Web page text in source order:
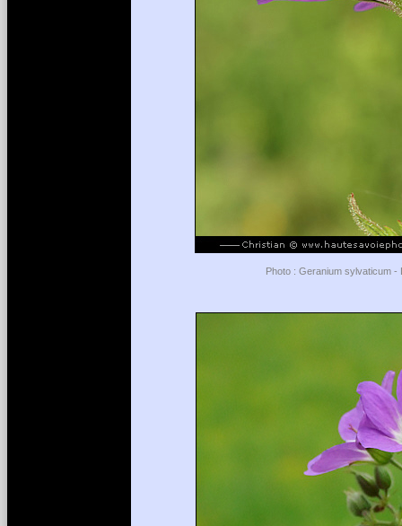
Photo : Geranium sylvaticum -